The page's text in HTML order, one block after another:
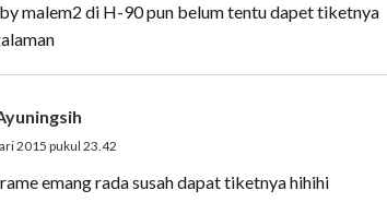
malem2 di H-90 pun belum tentu dapet tiketnya
2015 pukul 23.42
emang rada susah dapat tiketnya hihihi